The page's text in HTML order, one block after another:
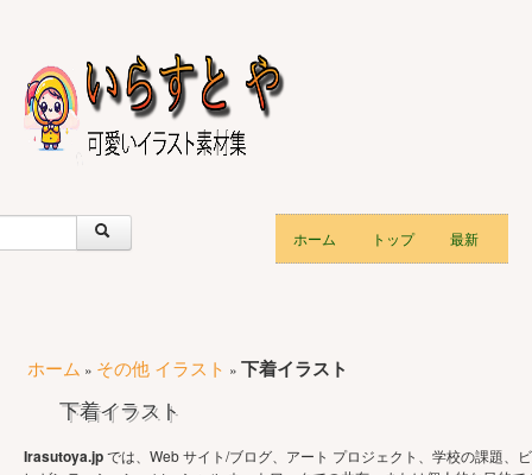
ホーム トップ 最新
ホーム » その他 イラスト » 下着イラスト
下着イラスト
Irasutoya.jpでは、Web サイト/ブログ、アート プロジェクト、学校の課題、